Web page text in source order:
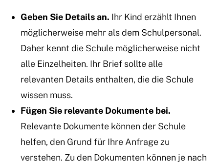
Geben Sie Details an. Ihr Kind erzählt Ihnen
möglicherweise mehr als dem Schulpersonal.
Daher kennt die Schule möglicherweise nicht
alle Einzelheiten. Ihr Brief sollte alle
relevanten Details enthalten, die die Schule
wissen muss.
Fügen Sie relevante Dokumente bei.
Relevante Dokumente können der Schule
helfen, den Grund für Ihre Anfrage zu
verstehen. Zu den Dokumenten können je nach